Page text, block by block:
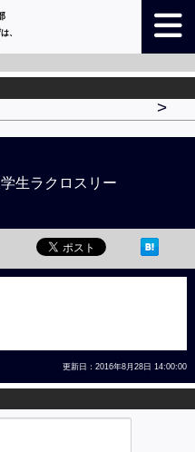
、
>
生ラクロスリー
更新日：2016年8月28日 14:00:00